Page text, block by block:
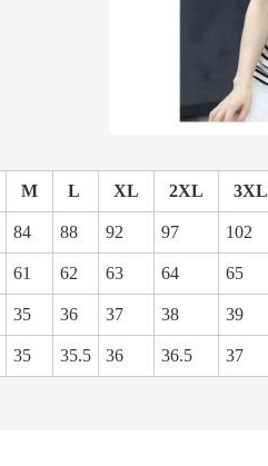
M L XL 2XL 3XL
84 88 92 97 102
61 62 63 64 65
35 36 37 38 39
35 35.5 36 36.5 37